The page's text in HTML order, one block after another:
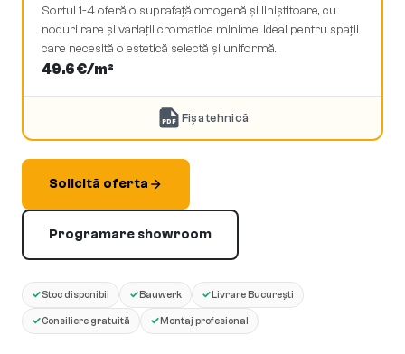
Sortul 1-4 oferă o suprafață omogenă și liniștitoare, cu
noduri rare și variații cromatice minime. Ideal pentru spații
care necesită o estetică selectă și uniformă.
49.6€/m²
PDF Fișa tehnică
Solicită oferta
Programare showroom
✓Stoc disponibil ✓ Bauwerk ✓ Livrare București
✓Consiliere gratuită ✓ Montaj profesional